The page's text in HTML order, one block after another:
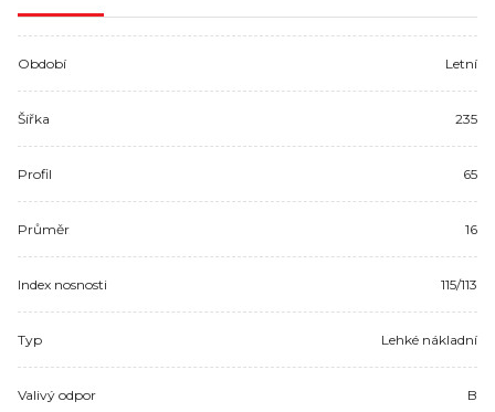
Období Letní
Šířka 235
Profil 65
Průměr 16
Index nosnosti 115/113
Typ Lehké nákladní
Valivý odpor B